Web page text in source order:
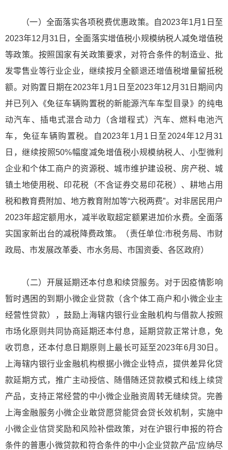
（一）全面落实各项税费优惠政策。自2023年1月1日至
2023年12月31日，全面落实增值税小规模纳税人减免增值税
等政策。按照国家有关政策要求，对符合条件的制造业、批
发零售业等行业企业，继续按月全额退还增值税增量留抵税
额。对购置日期在2023年1月1日至2023年12月31日期间内
并已列入《免征车辆购置税的新能源汽车车型目录》的纯电
动汽车、插电式混合动力（含增程式）汽车、燃料电池汽
车，免征车辆购置税。自2023年1月1日至2024年12月31
日，继续按照50%幅度减免增值税小规模纳税人、小型微利
企业和个体工商户的资源税、城市维护建设税、房产税、城
镇土地使用税、印花税（不含证券交易印花税）、耕地占用
税和教育费附加、地方教育附加等“六税两费”。对非居民用户
2023年超定额用水，减半收取超定额累进加价水费。全面落
实国家新出台的减税降费政策。（责任单位:市税务局、市财
政局、市发展改革委、市水务局、市国资委、各区政府）
（二）开展延期还本付息和续贷服务。对于因疫情影响
暂时遇困的到期小微企业贷款（含个体工商户和小微企业主
经营性贷款），鼓励上海辖内银行业金融机构与借款人按照
市场化原则共同协商延期还本付息，延期贷款正常计息，免
收罚息，还本付息日期原则上最长可延至2023年6月30日。
上海辖内银行业金融机构根据小微企业特点，提供差异化贷
款延期方式，推广主动授信、随借随还贷款模式和线上续贷
产品，支持正常经营的中小微企业融资周转无缝续贷。完善
上海金融服务小微企业敢贷愿贷能贷会贷长效机制，实施中
小微企业信贷奖励和风险补偿政策，对在沪银行申报的符合
条件的普惠小微贷款和符合条件的中小企业贷款产品“应纳尽